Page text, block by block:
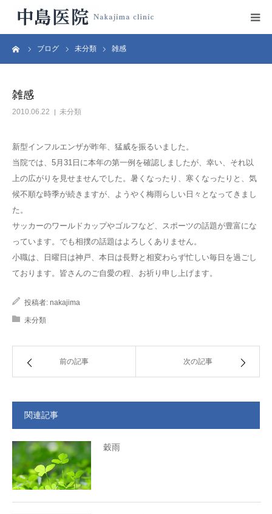
ブログ 未分類 雑感
雑感
2010.06.22 未分類
新型インフルエンザが昨年、猛威を振るいました。
当院では、5月31日に本年の第一例を確認しましたが、幸い、それ以
上の広がりを見せませんでした。暑くなったり、寒くなったりと、気
候不順な時季が続きますが、ようやく梅雨らしい日々となってきまし
た。
サッカーのワールドカップやゴルフなど、スポーツの話題が豊富にな
っています。でも相撲の話題はよろしくありません。
小職は、日曜日は神戸、本日は長野と相変わらず忙しい毎日を過ごし
ております。皆さんのご自愛の程、お祈り申し上げます。
投稿者: nakajima
未分類
前の記事 次の記事
関連記事
穀雨
HOME
医師プロフィール
診療時間・地図
リンク集